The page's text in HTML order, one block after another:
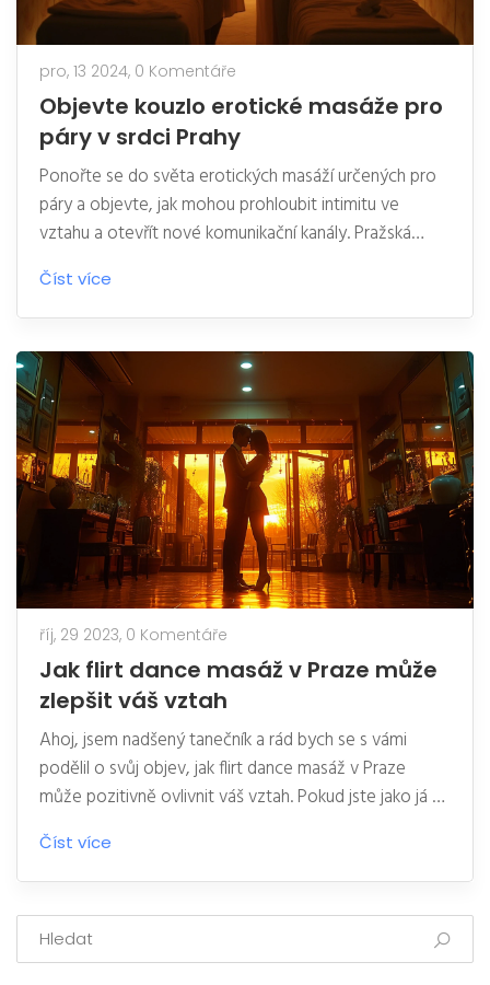
pro, 13 2024, 0 Komentáře
Objevte kouzlo erotické masáže pro
páry v srdci Prahy
Ponořte se do světa erotických masáží určených pro
páry a objevte, jak mohou prohloubit intimitu ve
vztahu a otevřít nové komunikační kanály. Pražská
scéna nabízí různé možnosti, jak oživit váš milostný
život díky této starobylé praxi, která kombinuje umění
dotyku s hlubokým relaxačním účinkem. Bez předsudků
a otevřeně se podíváme na přínosy a tipy, jak najít tu
nejlepší masáž pro vás i vašeho partnera.
Číst více
říj, 29 2023, 0 Komentáře
Jak flirt dance masáž v Praze může
zlepšit váš vztah
Ahoj, jsem nadšený tanečník a rád bych se s vámi
podělil o svůj objev, jak flirt dance masáž v Praze
může pozitivně ovlivnit váš vztah. Pokud jste jako já a
místo toho, abyste trávili večery doma na gauči, raději
se pohybujete a učíte se nové věci, tak je tohle
příspěvek právě pro vás. Během naší lekce se nejen
pobavíte a naučíte se novému tanci, ale také zjistíte,
jak může společný tanec posílit vaši dvojici a
vybudovat důvěru. Tak následujte můj tanec k lepším
Číst více